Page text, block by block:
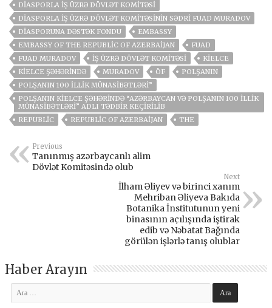
DIASPORLA İŞ ÜZRƏ DÖVLƏT KOMITƏSI
DIASPORLA İŞ ÜZRƏ DÖVLƏT KOMITƏSININ SƏDRI FUAD MURADOV
DIASPORUNA DƏSTƏK FONDU
EMBASSY
EMBASSY OF THE REPUBLIC OF AZERBAIJAN
FUAD
FUAD MURADOV
İŞ ÜZRƏ DÖVLƏT KOMITƏSI
KIELCE
KIELCE ŞƏHƏRINDƏ
MURADOV ÖF
POLŞANIN
POLŞANIN 100 ILLIK MÜNASIBƏTLƏRI”
POLŞANIN KIELCE ŞƏHƏRINDƏ “AZƏRBAYCAN VƏ POLŞANIN 100 ILLIK
MÜNASIBƏTLƏRI” ADLI TƏDBIR KEÇIRILIB
REPUBLIC
REPUBLIC OF AZERBAIJAN THE
Previous
Tanınmış azərbaycanlı alim
Dövlət Komitəsində olub
Next
İlham Əliyev və birinci xanım
Mehriban Əliyeva Bakıda
Botanika İnstitutunun yeni
binasının açılışında iştirak
edib və Nəbatat Bağında
görülən işlərlə tanış olublar
Haber Arayın